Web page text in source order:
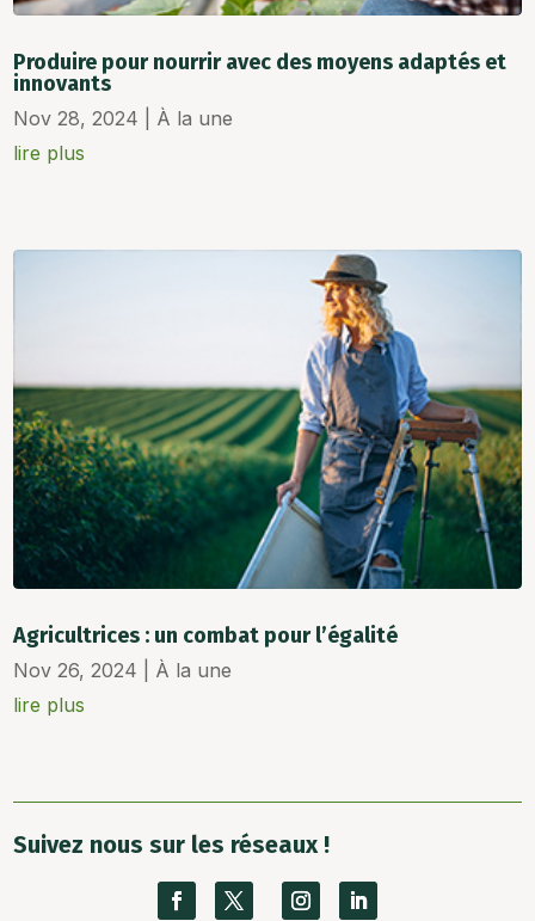
Produire pour nourrir avec des moyens adaptés et
innovants
Nov 28, 2024
À la une
lire plus
Agricultrices : un combat pour l’égalité
Nov 26, 2024
À la une
lire plus
Suivez nous sur les réseaux !